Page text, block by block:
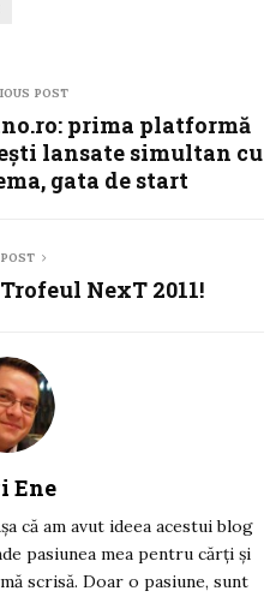
POST
prima platformă
lansate simultan cu
gata de start
NexT 2011!
Ene
că am avut ideea acestui blog
pasiunea mea pentru cărți și
scrisă. Doar o pasiune, sunt